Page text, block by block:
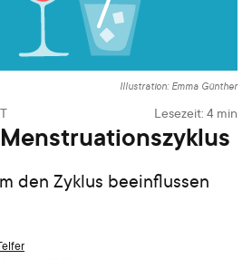
Illustration: Emma Günther
Lesezeit: 4 min
den Zyklus beeinflussen